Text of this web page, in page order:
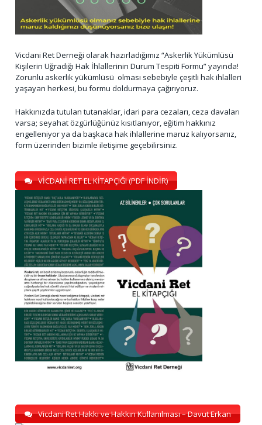
Vicdani Ret Derneği olarak hazırladığımız “Askerlik Yükümlüsü
Kişilerin Uğradığı Hak İhlallerinin Durum Tespiti Formu” yayında!
Zorunlu askerlik yükümlüsü olması sebebiyle çeşitli hak ihlalleri
yaşayan herkesi, bu formu doldurmaya çağırıyoruz.
Hakkınızda tutulan tutanaklar, idari para cezaları, ceza davaları
varsa; seyahat özgürlüğünüz kısıtlanıyor, eğitim hakkınız
engelleniyor ya da başkaca hak ihlallerine maruz kalıyorsanız,
form üzerinden bizimle iletişime geçebilirsiniz.
VİCDANİ RET EL KİTAPÇIĞI (PDF İNDİR)
Vicdani Ret Hakkı ve Hakkın Kullanılması – Davut Erkan